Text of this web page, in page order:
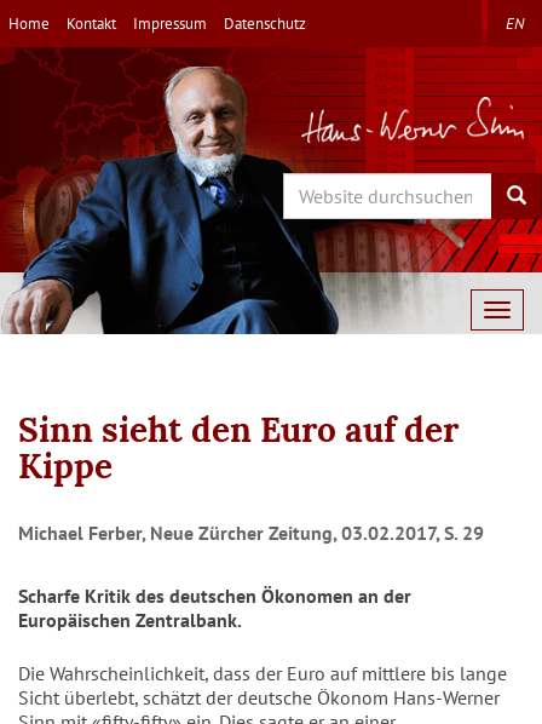
Direkt
zum
Inhalt
Home Kontakt Impressum Datenschutz EN
Search
Sinn sieht den Euro auf der
Kippe
Michael Ferber, Neue Zürcher Zeitung, 03.02.2017, S. 29
Scharfe Kritik des deutschen Ökonomen an der
Europäischen Zentralbank.
Die Wahrscheinlichkeit, dass der Euro auf mittlere bis lange
Sicht überlebt, schätzt der deutsche Ökonom Hans-Werner